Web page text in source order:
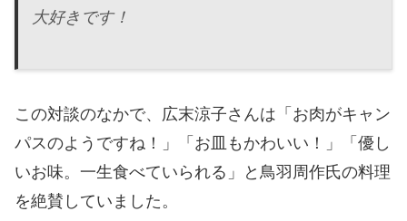
大好きです！
この対談のなかで、広末涼子さんは「お肉がキャン
パスのようですね！」「お皿もかわいい！」「優し
いお味。一生食べていられる」と鳥羽周作氏の料理
を絶賛していました。